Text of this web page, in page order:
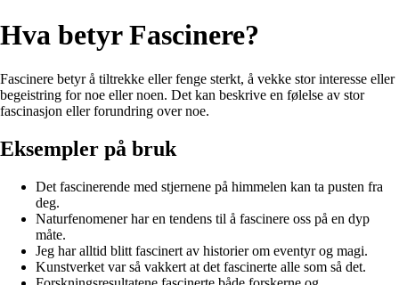
Hva betyr Fascinere?
Fascinere betyr å tiltrekke eller fenge sterkt, å vekke stor interesse eller
begeistring for noe eller noen. Det kan beskrive en følelse av stor
fascinasjon eller forundring over noe.
Eksempler på bruk
Det fascinerende med stjernene på himmelen kan ta pusten fra
deg.
Naturfenomener har en tendens til å fascinere oss på en dyp
måte.
Jeg har alltid blitt fascinert av historier om eventyr og magi.
Kunstverket var så vakkert at det fascinerte alle som så det.